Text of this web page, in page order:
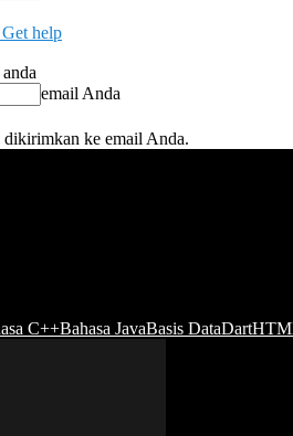
help
email Anda
dikirimkan ke email Anda.
C++Bahasa JavaBasis DataDart